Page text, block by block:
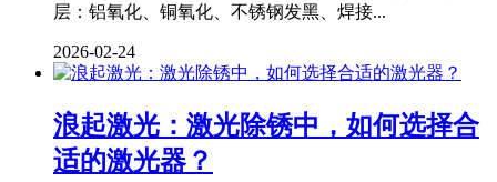
层：铝氧化、铜氧化、不锈钢发黑、焊接...
2026-02-24
浪起激光：激光除锈中，如何选择合
适的激光器？